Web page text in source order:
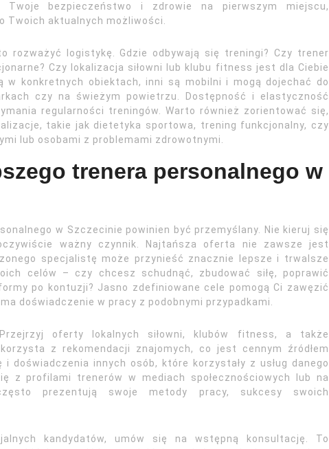
bezpieczeństwo i zdrowie na pierwszym miejscu,
Twoich aktualnych możliwości.
rozważyć logistykę. Gdzie odbywają się treningi? Czy trener
Czy lokalizacja siłowni lub klubu fitness jest dla Ciebie
w konkretnych obiektach, inni są mobilni i mogą dojechać do
czy na świeżym powietrzu. Dostępność i elastyczność
regularności treningów. Warto również zorientować się,
takie jak dietetyka sportowa, trening funkcjonalny, czy
lub osobami z problemami zdrowotnymi.
trenera personalnego w
w Szczecinie powinien być przemyślany. Nie kieruj się
ważny czynnik. Najtańsza oferta nie zawsze jest
specjalistę może przynieść znacznie lepsze i trwalsze
celów – czy chcesz schudnąć, zbudować siłę, poprawić
po kontuzji? Jasno zdefiniowane cele pomogą Ci zawęzić
doświadczenie w pracy z podobnymi przypadkami.
oferty lokalnych siłowni, klubów fitness, a także
z rekomendacji znajomych, co jest cennym źródłem
doświadczenia innych osób, które korzystały z usług danego
z profilami trenerów w mediach społecznościowych lub na
prezentują swoje metody pracy, sukcesy swoich
kandydatów, umów się na wstępną konsultację. To